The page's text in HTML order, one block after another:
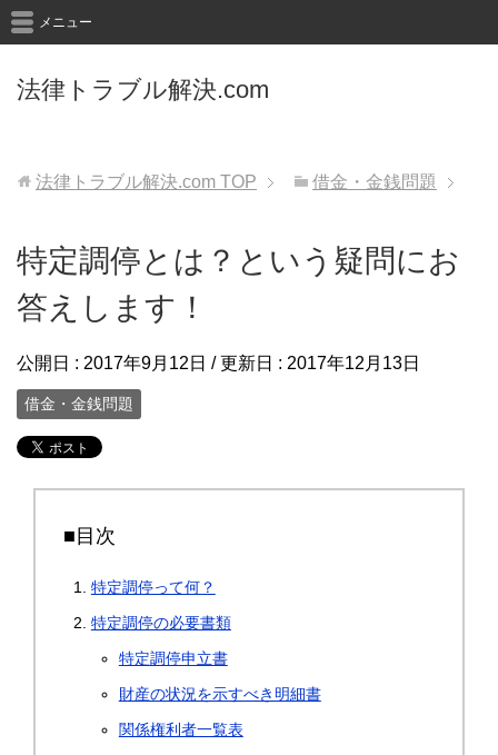
法律トラブル解決.com
メニュー
法律トラブル解決.com TOP 借金・金銭問題
特定調停とは？という疑問にお
答えします！
公開日 : 2017年9月12日 / 更新日 : 2017年12月13日
借金・金銭問題
■目次
特定調停って何？
特定調停の必要書類
特定調停申立書
財産の状況を示すべき明細書
関係権利者一覧表